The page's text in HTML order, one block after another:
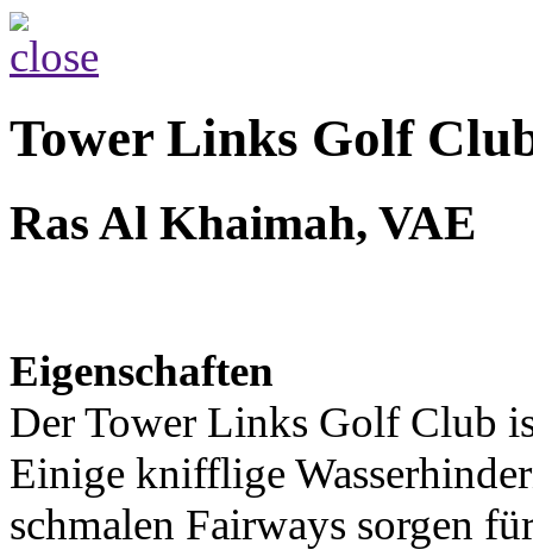
Tower Links Golf
Ras Al Khaimah, VAE
Eigenschaften
Der Tower Links Golf Club
Einige knifflige
schmalen Fairways sorgen